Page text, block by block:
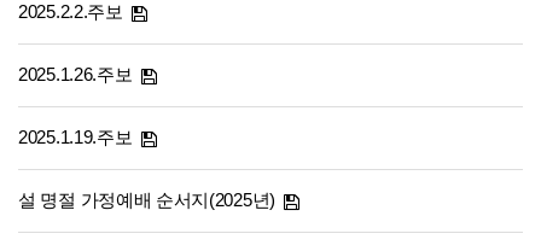
2025.2.2.주보
2025.1.26.주보
2025.1.19.주보
설 명절 가정예배 순서지(2025년)